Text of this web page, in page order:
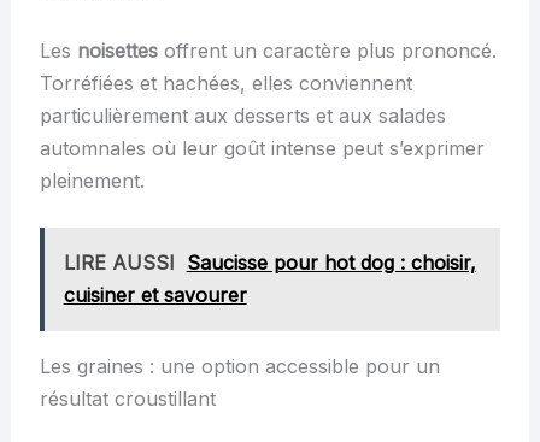
Les noisettesoffrent un caractère plus prononcé.
Torréfiées et hachées, elles conviennent
particulièrement aux desserts et aux salades
automnales où leur goût intense peut s’exprimer
pleinement.
LIRE AUSSI Saucisse pour hot dog : choisir,
cuisiner et savourer
Les graines : une option accessible pour un
résultat croustillant